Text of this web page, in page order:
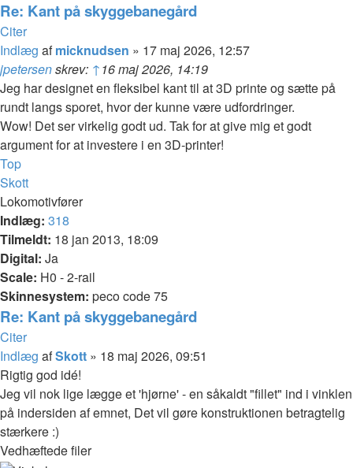
Re: Kant på skyggebanegård
Citer
Indlæg afmicknudsen » 17 maj 2026, 12:57
jpetersenskrev: ↑16 maj 2026, 14:19
Jeg har designet en fleksibel kant til at 3D printe og sætte på
rundt langs sporet, hvor der kunne være udfordringer.
Wow! Det ser virkelig godt ud. Tak for at give mig et godt
argument for at investere i en 3D-printer!
Top
Skott
Lokomotivfører
Indlæg: 318
Tilmeldt: 18 jan 2013, 18:09
Digital: Ja
Scale: H0 - 2-rail
Skinnesystem: peco code 75
Re: Kant på skyggebanegård
Citer
Indlæg afSkott » 18 maj 2026, 09:51
Rigtig god idé!
Jeg vil nok lige lægge et 'hjørne' - en såkaldt "fillet" ind i vinklen
på indersiden af emnet, Det vil gøre konstruktionen betragtelig
stærkere :)
Vedhæftede filer